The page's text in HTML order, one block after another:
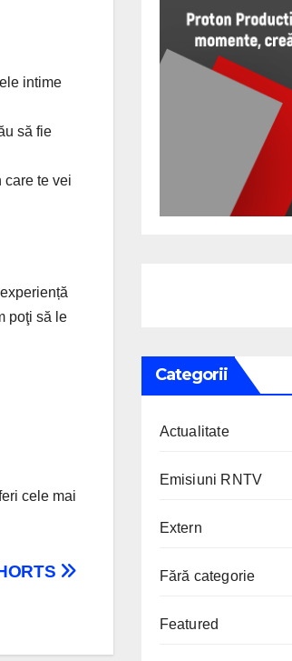
intime
să fie
care te vei
poţi să le
cele mai
Categorii
Actualitate
Emisiuni RNTV
Extern
Fără categorie
Featured